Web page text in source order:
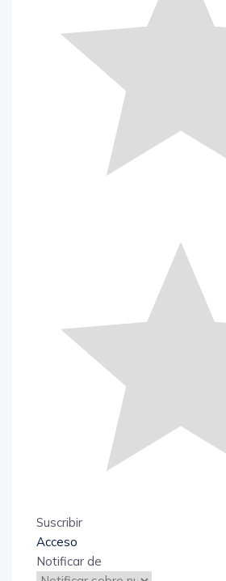
Suscribir
Acceso
Notificar de